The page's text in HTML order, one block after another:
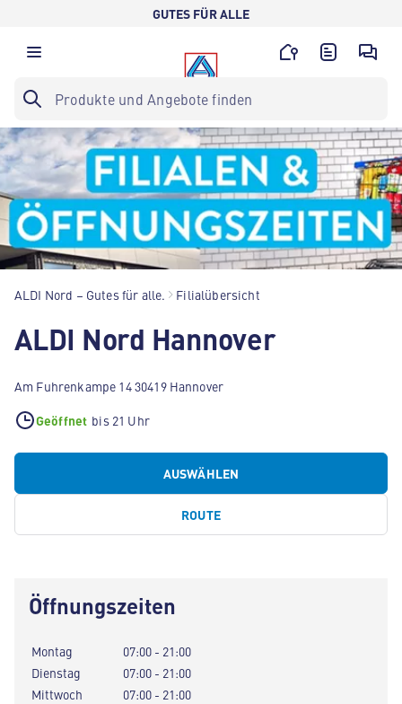
GUTES FÜR ALLE
ALDI Nord – Gutes für alle. Filialübersicht
ALDI Nord Hannover
Am Fuhrenkampe 14 30419 Hannover
Geöffnet bis 21 Uhr
AUSWÄHLEN
ROUTE
Öffnungszeiten
Montag
07:00 - 21:00
Dienstag
07:00 - 21:00
Mittwoch
07:00 - 21:00